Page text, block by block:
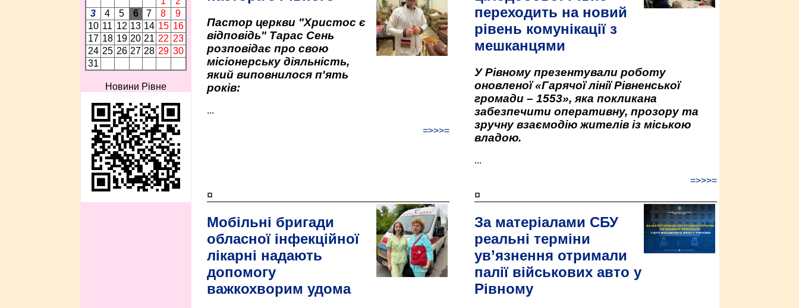
3
4 5 6 7 8
9
10 11 12 13 14 15 16
17 18 19 20 21 22 23
24 25 26 27 28 29 30
31
Новини Рівне
Пастор церкви "Христос є
відповідь" Тарас Сень
розповідає про свою
місіонерську діяльність,
який виповнилося п'ять
років:
...
=>>>=
переходить на новий
рівень комунікації з
мешканцями
У Рівному презентували роботу
оновленої «Гарячої лінії Рівненської
громади – 1553», яка покликана
забезпечити оперативну, прозору та
зручну взаємодію жителів із міською
владою.
...
=>>>=
¤
Мобільні бригади
обласної інфекційної
лікарні надають
допомогу
важкохворим удома
¤
За матеріалами СБУ
реальні терміни
ув’язнення отримали
палії військових авто у
Рівному